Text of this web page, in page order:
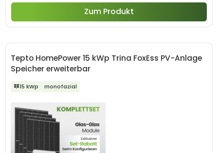
Zum Produkt
Tepto HomePower 15 kWp Trina FoxEss PV-Anlage
Speicher erweiterbar
15 kWp monofazial